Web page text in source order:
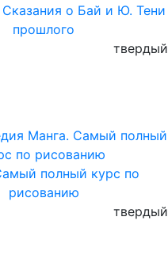
о Бай и Ю. Тени
прошлого
твердый
полный курс по
рисованию
твердый